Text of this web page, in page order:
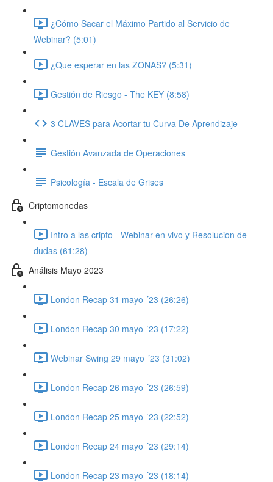
¿Cómo Sacar el Máximo Partido al Servicio de
Webinar? (5:01)
¿Que esperar en las ZONAS? (5:31)
Gestión de Riesgo - The KEY (8:58)
3 CLAVES para Acortar tu Curva De Aprendizaje
Gestión Avanzada de Operaciones
Psicología - Escala de Grises
Criptomonedas
Intro a las cripto - Webinar en vivo y Resolucion de
dudas (61:28)
Análisis Mayo 2023
London Recap 31 mayo ´23 (26:26)
London Recap 30 mayo ´23 (17:22)
Webinar Swing 29 mayo ´23 (31:02)
London Recap 26 mayo ´23 (26:59)
London Recap 25 mayo ´23 (22:52)
London Recap 24 mayo ´23 (29:14)
London Recap 23 mayo ´23 (18:14)